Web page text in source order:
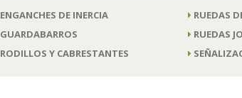
ENGANCHES DE INERCIA
GUARDABARROS
RODILLOS Y CABRESTANTES
RUEDAS
RUEDAS